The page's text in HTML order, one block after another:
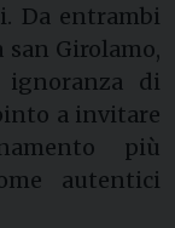
Da entrambi
san Girolamo,
ignoranza di
a invitare
più
autentici